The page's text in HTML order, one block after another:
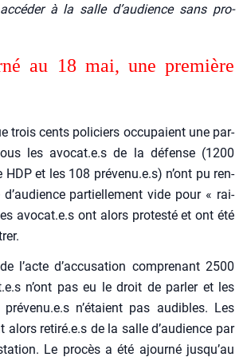
à la salle d’audience sans pro­
au 18 mai, une pre­mière
trois cents poli­ciers occu­paient une par­
les avocat.e.s de la défense (1200
HDP et les 108 prévenu.e.s) n’ont pu ren­
par­tiel­le­ment vide pour « rai­
avocat.e.s ont alors pro­tes­té et ont été
l’acte d’accusation com­pre­nant 2500
n’ont pas eu le droit de par­ler et les
n’é­taient pas audibles. Les
alors retiré.e.s de la salle d’au­dience par
Le pro­cès a été ajour­né jus­qu’au